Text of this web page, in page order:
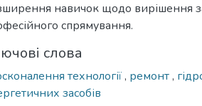
навичок щодо вирішення
спрямування.
слова
технології, ремонт,
засобів